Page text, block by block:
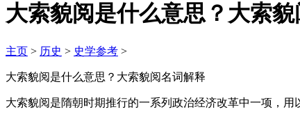
大索貌阅是什么意思？大索
主页 > 历史 > 史学参考 >
大索貌阅是什么意思？大索貌阅名词解释
大索貌阅是隋朝时期推行的一系列政治经济改革中一项，